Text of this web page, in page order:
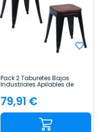
Pack 2 Taburetes Bajos
Industriales Apilables de
38x38x46cm Thinia Home
Precio
79,91 €